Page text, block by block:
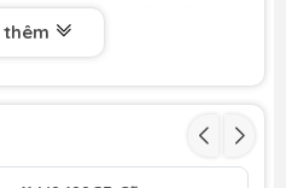
của chiếc iPad Pro M2
nhé!
của iPad Pro M2
thêm